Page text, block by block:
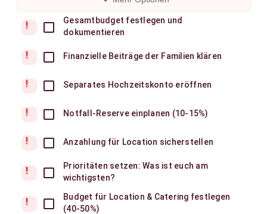
priority_high
Gesamtbudget festlegen und
dokumentieren
priority_high Finanzielle Beiträge der Familien klären
priority_high Separates Hochzeitskonto eröffnen
priority_high Notfall-Reserve einplanen (10-15%)
priority_high Anzahlung für Location sicherstellen
priority_high
Prioritäten setzen: Was ist euch am
wichtigsten?
priority_high
Budget für Location & Catering festlegen
(40-50%)